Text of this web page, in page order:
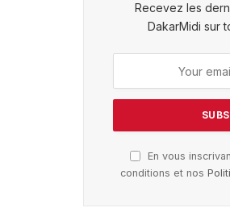
Recevez les
DakarMidi sur
En vous
conditions et nos